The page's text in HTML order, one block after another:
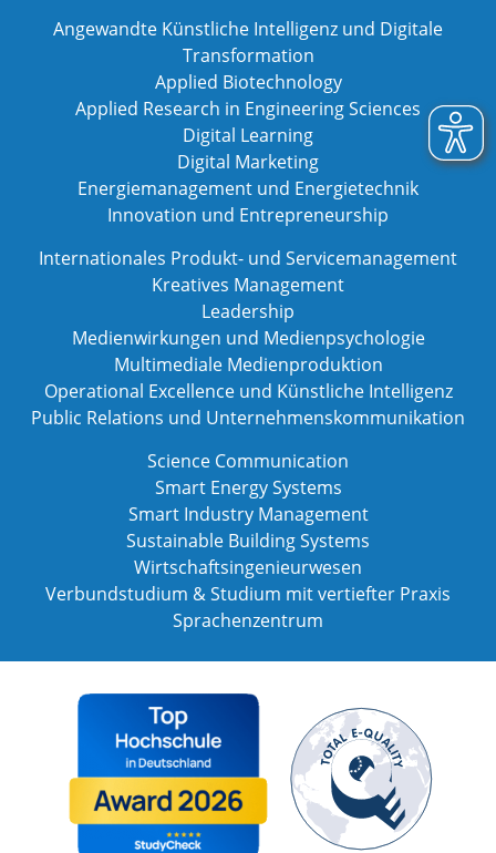
Angewandte Künstliche Intelligenz und Digitale
Transformation
Applied Biotechnology
Applied Research in Engineering Sciences
Digital Learning
Digital Marketing
Energiemanagement und Energietechnik
Innovation und Entrepreneurship
Internationales Produkt- und Servicemanagement
Kreatives Management
Leadership
Medienwirkungen und Medienpsychologie
Multimediale Medienproduktion
Operational Excellence und Künstliche Intelligenz
Public Relations und Unternehmenskommunikation
Science Communication
Smart Energy Systems
Smart Industry Management
Sustainable Building Systems
Wirtschaftsingenieurwesen
Verbundstudium & Studium mit vertiefter Praxis
Sprachenzentrum